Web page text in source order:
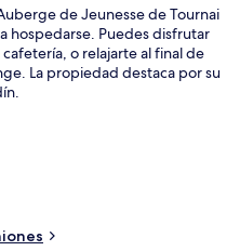
de Jeunesse de Tournai
hospedarse. Puedes disfrutar
o relajarte al final de
La propiedad destaca por su